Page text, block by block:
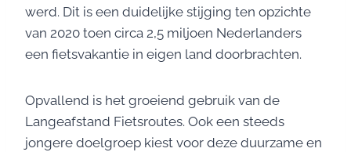
werd. Dit is een duidelijke stijging ten opzichte
van 2020 toen circa 2,5 miljoen Nederlanders
een fietsvakantie in eigen land doorbrachten.
Opvallend is het groeiend gebruik van de
Langeafstand Fietsroutes. Ook een steeds
jongere doelgroep kiest voor deze duurzame en